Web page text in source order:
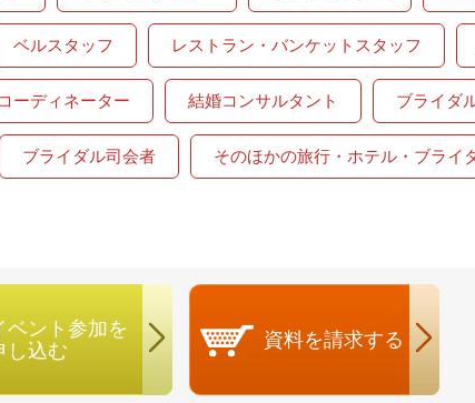
ベルスタッフ レストラン・バンケットスタッフ
ーディネーター 結婚コンサルタント ブライダ
ブライダル司会者 そのほかの旅行・ホテル・ブライ
ベント参加を
し込む
資料を請求する